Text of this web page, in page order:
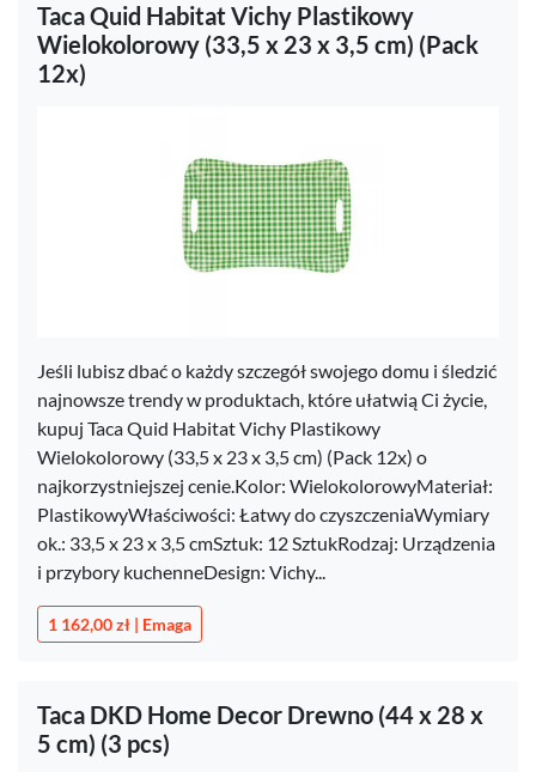
Taca Quid Habitat Vichy Plastikowy
Wielokolorowy (33,5 x 23 x 3,5 cm) (Pack
12x)
Jeśli lubisz dbać o każdy szczegół swojego domu i śledzić
najnowsze trendy w produktach, które ułatwią Ci życie,
kupuj Taca Quid Habitat Vichy Plastikowy
Wielokolorowy (33,5 x 23 x 3,5 cm) (Pack 12x) o
najkorzystniejszej cenie.Kolor: WielokolorowyMateriał:
PlastikowyWłaściwości: Łatwy do czyszczeniaWymiary
ok.: 33,5 x 23 x 3,5 cmSztuk: 12 SztukRodzaj: Urządzenia
i przybory kuchenneDesign: Vichy...
1 162,00 zł | Emaga
Taca DKD Home Decor Drewno (44 x 28 x
5 cm) (3 pcs)